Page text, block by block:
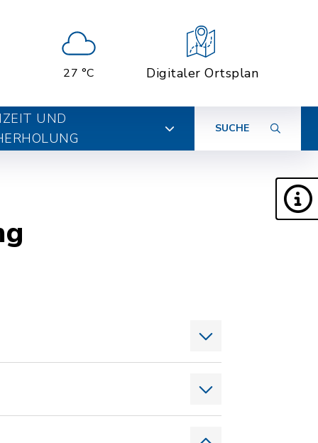
27 °C Digitaler Ortsplan
UND
SUCHE